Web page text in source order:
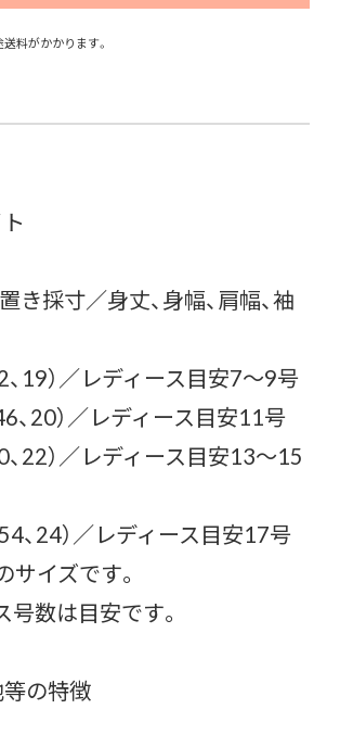
料がかかります。
採寸／身丈、身幅、肩幅、袖
、19）／レディース目安7〜9号
、20）／レディース目安11号
、22）／レディース目安13〜15
54、24）／レディース目安17号
イズです。
数は目安です。
の特徴